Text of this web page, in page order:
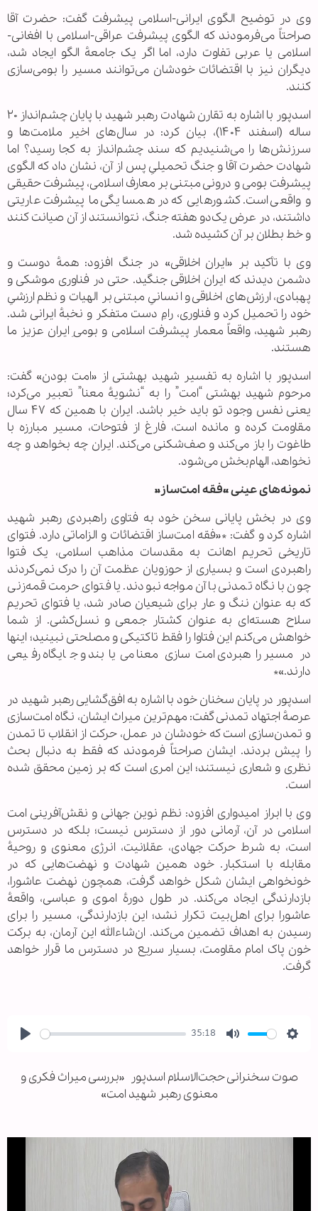
وی در توضیح الگوی ایرانی-اسلامی پیشرفت گفت: حضرت آقا
صراحتاً می‌فرمودند که الگوی پیشرفت عراقی-اسلامی با افغانی-
اسلامی یا عربی تفاوت دارد، اما اگر یک جامعهٔ الگو ایجاد شد،
دیگران نیز با اقتضائات خودشان می‌توانند مسیر را بومی‌سازی
کنند.
اسدپور با اشاره به تقارن شهادت رهبر شهید با پایان چشم‌انداز ۲۰
ساله (اسفند ۱۴۰۴)، بیان کرد: در سال‌های اخیر ملامت‌ها و
سرزنش‌ها را می‌شنیدیم که سند چشم‌انداز به کجا رسید؟ اما
شهادت حضرت آقا و جنگ تحمیلیِ پس از آن، نشان داد که الگوی
پیشرفت بومی و درونی مبتنی بر معارف اسلامی، پیشرفت حقیقی
و واقعی است. کشورهایی که در همسایگی ما پیشرفت عاریتی
داشتند، در عرض یک‌دو هفته جنگ، نتوانستند از آن صیانت کنند
و خط بطلان بر آن کشیده شد.
وی با تأکید بر «ایران اخلاقی» در جنگ افزود: همهٔ دوست و
دشمن دیدند که ایران اخلاقی جنگید. حتی در فناوری موشکی و
پهبادی، ارزش‌های اخلاقی و انسانیِ مبتنی بر الهیات و نظم ارزشیِ
خود را تحمیل کرد و فناوری، رامِ دست متفکر و نخبهٔ ایرانی شد.
رهبر شهید، واقعاً معمار پیشرفت اسلامی و بومیِ ایران عزیز ما
هستند.
اسدپور با اشاره به تفسیر شهید بهشتی از «امت بودن» گفت:
مرحوم شهید بهشتی “امت” را به “نشویهٔ معنا” تعبیر می‌کرد؛
یعنی نفس وجود تو باید خیر باشد. ایران با همین که ۴۷ سال
مقاومت کرده و مانده است، فارغ از فتوحات، مسیر مبارزه با
طاغوت را باز می‌کند و صف‌شکنی می‌کند. ایران چه بخواهد و چه
نخواهد، الهام‌بخش می‌شود.
نمونه‌های عینی «فقه امت‌ساز»
وی در بخش پایانی سخن خود به فتاوی راهبردی رهبر شهید
اشاره کرد و گفت: *«فقه امت‌ساز اقتضائات و الزاماتی دارد. فتوای
تاریخی تحریم اهانت به مقدسات مذاهب اسلامی، یک فتوا
راهبردی است و بسیاری از حوزویان عظمت آن را درک نمی‌کردند
چون با نگاه تمدنی با آن مواجه نبودند. یا فتوای حرمت قمه‌زنی
که به عنوان ننگ و عار برای شیعیان صادر شد، یا فتوای تحریم
سلاح هسته‌ای به عنوان کشتار جمعی و نسل‌کشی. از شما
خواهش می‌کنم این فتاوا را فقط تاکتیکی و مصلحتی نبینید؛ اینها
در مسیر راهبردی امت‌سازی معنا می‌یابند و جایگاه رفیعی
دارند.»*
اسدپور در پایان سخنان خود با اشاره به افق‌گشایی رهبر شهید در
عرصهٔ اجتهاد تمدنی گفت: مهم‌ترین میراث ایشان، نگاه امت‌سازی
و تمدن‌سازی است که خودشان در عمل، حرکت از انقلاب تا تمدن
را پیش بردند. ایشان صراحتاً فرمودند که فقط به دنبال بحث
نظری و شعاری نیستند؛ این امری است که بر زمین محقق شده
است.
وی با ابراز امیدواری افزود: نظم نوین جهانی و نقش‌آفرینی امت
اسلامی در آن، آرمانی دور از دسترس نیست؛ بلکه در دسترس
است، به شرط حرکت جهادی، عقلانیت، انرژی معنوی و روحیهٔ
مقابله با استکبار. خود همین شهادت و نهضت‌هایی که در
خونخواهی ایشان شکل خواهد گرفت، همچون نهضت عاشورا،
بازدارندگی ایجاد می‌کند. در طول دورهٔ اموی و عباسی، واقعهٔ
عاشورا برای اهل‌بیت تکرار نشد؛ این بازدارندگی، مسیر را برای
رسیدن به اهداف تضمین می‌کند. ان‌شاءالله این آرمان، به برکت
خون پاک امام مقاومت، بسیار سریع در دسترس ما قرار خواهد
گرفت.
35:18
صوت سخنرانی حجت‌الاسلام اسدپور «بررسی میراث فکری و
معنوی رهبر شهید امت»